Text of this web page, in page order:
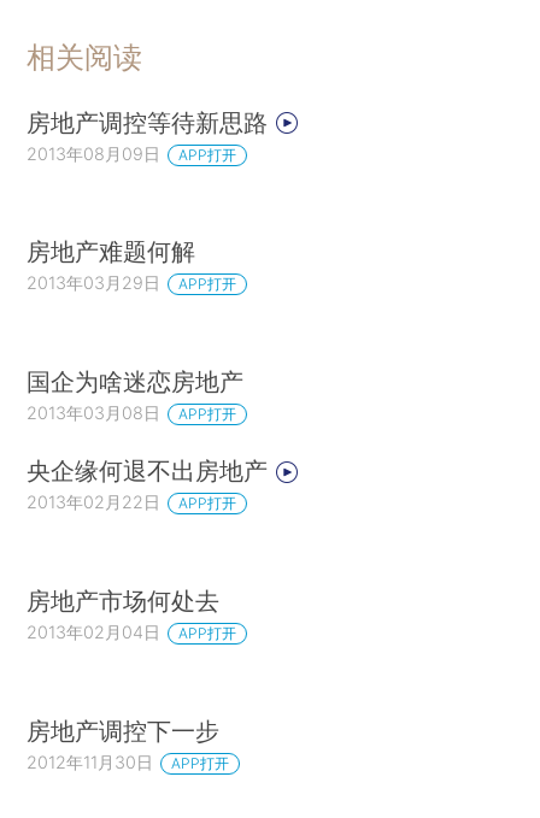
相关阅读
房地产调控等待新思路
2013年08月09日 APP打开
房地产难题何解
2013年03月29日 APP打开
国企为啥迷恋房地产
2013年03月08日 APP打开
央企缘何退不出房地产
2013年02月22日 APP打开
房地产市场何处去
2013年02月04日 APP打开
房地产调控下一步
2012年11月30日 APP打开